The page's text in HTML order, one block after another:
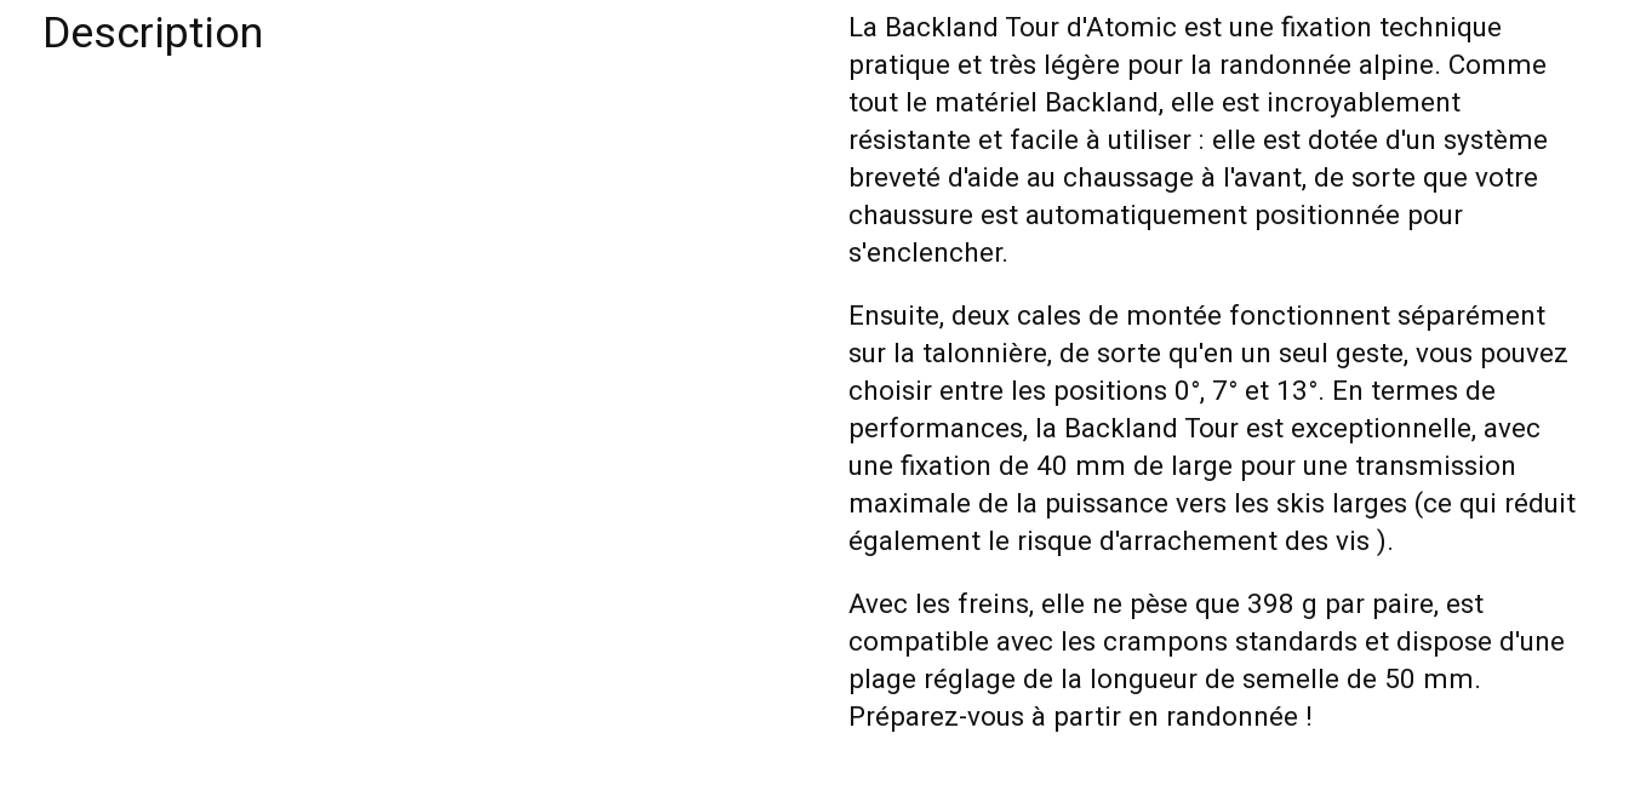
Description
La Backland Tour d'Atomic est une fixation technique
pratique et très légère pour la randonnée alpine. Comme
tout le matériel Backland, elle est incroyablement
résistante et facile à utiliser : elle est dotée d'un système
breveté d'aide au chaussage à l'avant, de sorte que votre
chaussure est automatiquement positionnée pour
s'enclencher.
Ensuite, deux cales de montée fonctionnent séparément
sur la talonnière, de sorte qu'en un seul geste, vous pouvez
choisir entre les positions 0°, 7° et 13°. En termes de
performances, la Backland Tour est exceptionnelle, avec
une fixation de 40 mm de large pour une transmission
maximale de la puissance vers les skis larges (ce qui réduit
également le risque d'arrachement des vis ).
Avec les freins, elle ne pèse que 398 g par paire, est
compatible avec les crampons standards et dispose d'une
plage réglage de la longueur de semelle de 50 mm.
Préparez-vous à partir en randonnée !